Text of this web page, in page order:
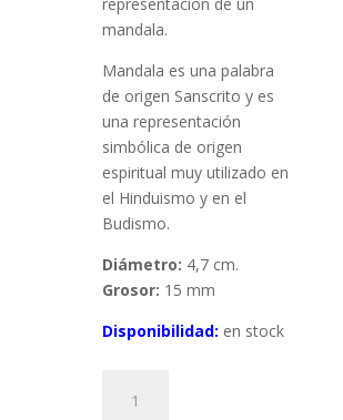
mandala.
Mandala es una palabra
de origen Sanscrito y es
una representación
simbólica de origen
espiritual muy utilizado en
el Hinduismo y en el
Budismo.
Diámetro: 4,7 cm.
Grosor: 15 mm
Disponibilidad: en stock